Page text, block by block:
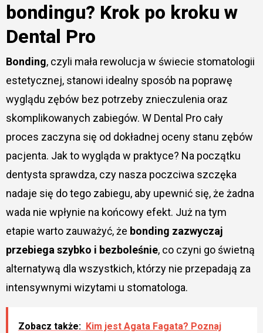
bondingu? Krok po kroku w
Dental Pro
Bonding, czyli mała rewolucja w świecie stomatologii
estetycznej, stanowi idealny sposób na poprawę
wyglądu zębów bez potrzeby znieczulenia oraz
skomplikowanych zabiegów. W Dental Pro cały
proces zaczyna się od dokładnej oceny stanu zębów
pacjenta. Jak to wygląda w praktyce? Na początku
dentysta sprawdza, czy nasza poczciwa szczęka
nadaje się do tego zabiegu, aby upewnić się, że żadna
wada nie wpłynie na końcowy efekt. Już na tym
etapie warto zauważyć, że bonding zazwyczaj
przebiega szybko i bezboleśnie, co czyni go świetną
alternatywą dla wszystkich, którzy nie przepadają za
intensywnymi wizytami u stomatologa.
Zobacz także: Kim jest Agata Fagata? Poznaj